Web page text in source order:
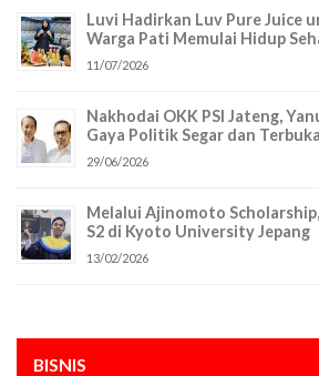
Luvi Hadirkan Luv Pure Juice
Warga Pati Memulai Hidup
11/07/2026
Nakhodai OKK PSI Jateng,
Gaya Politik Segar dan
29/06/2026
Melalui Ajinomoto
S2 di Kyoto University Jepang
13/02/2026
BISNIS